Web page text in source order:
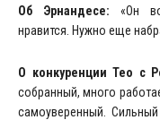
Об Эрнандесе: «Он
нравится. Нужно еще
О конкуренции Тео с
собранный, много
самоуверенный.